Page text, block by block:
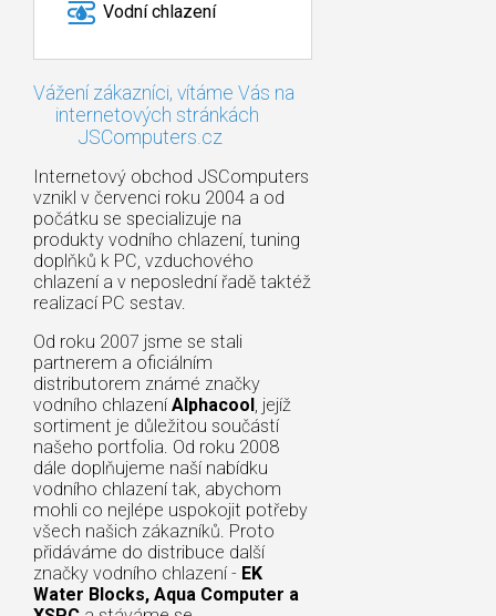
Vodní chlazení
Vážení zákazníci, vítáme Vás na
internetových stránkách
JSComputers.cz
Internetový obchod JSComputers
vznikl v červenci roku 2004 a od
počátku se specializuje na
produkty vodního chlazení, tuning
doplňků k PC, vzduchového
chlazení a v neposlední řadě taktéž
realizací PC sestav.
Od roku 2007 jsme se stali
partnerem a oficiálním
distributorem známé značky
vodního chlazení Alphacool, jejíž
sortiment je důležitou součástí
našeho portfolia. Od roku 2008
dále doplňujeme naší nabídku
vodního chlazení tak, abychom
mohli co nejlépe uspokojit potřeby
všech našich zákazníků. Proto
přidáváme do distribuce další
značky vodního chlazení - EK
Water Blocks, Aqua Computer a